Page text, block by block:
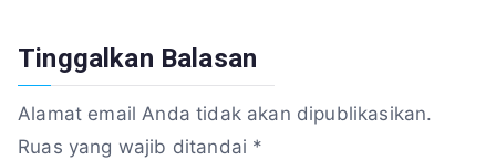
Tinggalkan Balasan
Alamat email Anda tidak akan dipublikasikan.
Ruas yang wajib ditandai *